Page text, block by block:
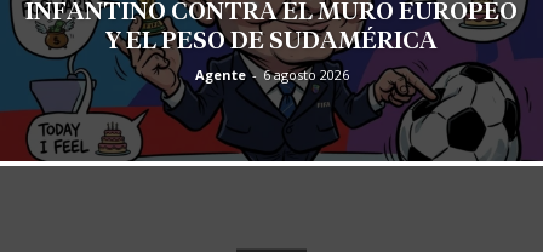
INFANTINO CONTRA EL MURO EUROPEO
Y EL PESO DE SUDAMÉRICA
Agente - 6 agosto 2026